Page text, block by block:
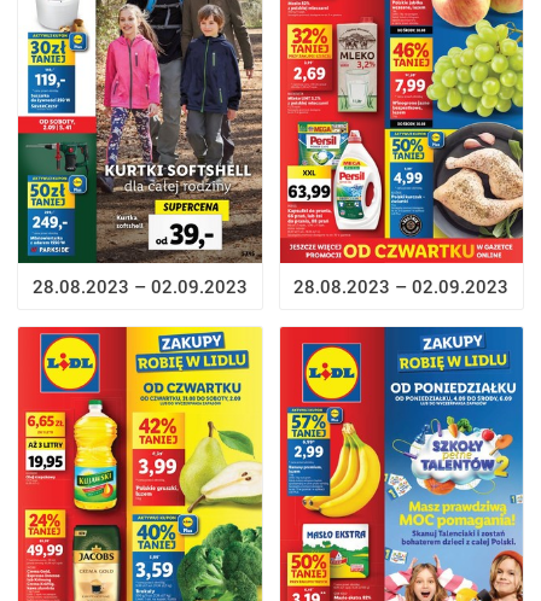
28.08.2023 – 02.09.2023 28.08.2023 – 02.09.2023